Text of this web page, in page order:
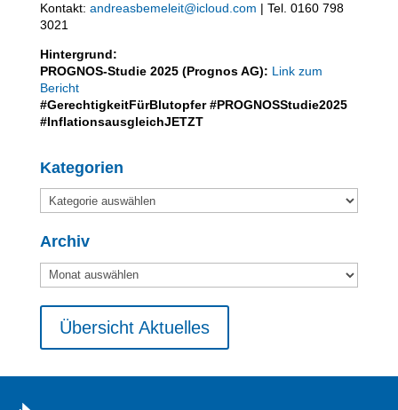
Kontakt: andreasbemeleit@icloud.com | Tel. 0160 798
3021
Hintergrund:
PROGNOS-Studie 2025 (Prognos AG):
Link zum
Bericht
#GerechtigkeitFürBlutopfer #PROGNOSStudie2025
#InflationsausgleichJETZT
Kategorien
Kategorien
Archiv
Archiv
Übersicht Aktuelles